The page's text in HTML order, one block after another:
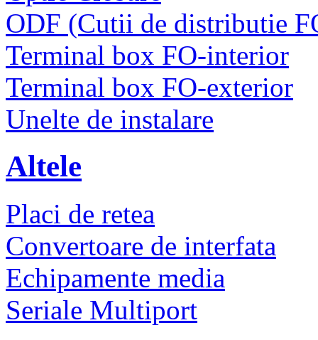
ODF (Cutii de distributie
Terminal box FO-interior
Terminal box FO-exterior
Unelte de instalare
Altele
Placi de retea
Convertoare de interfata
Echipamente media
Seriale Multiport